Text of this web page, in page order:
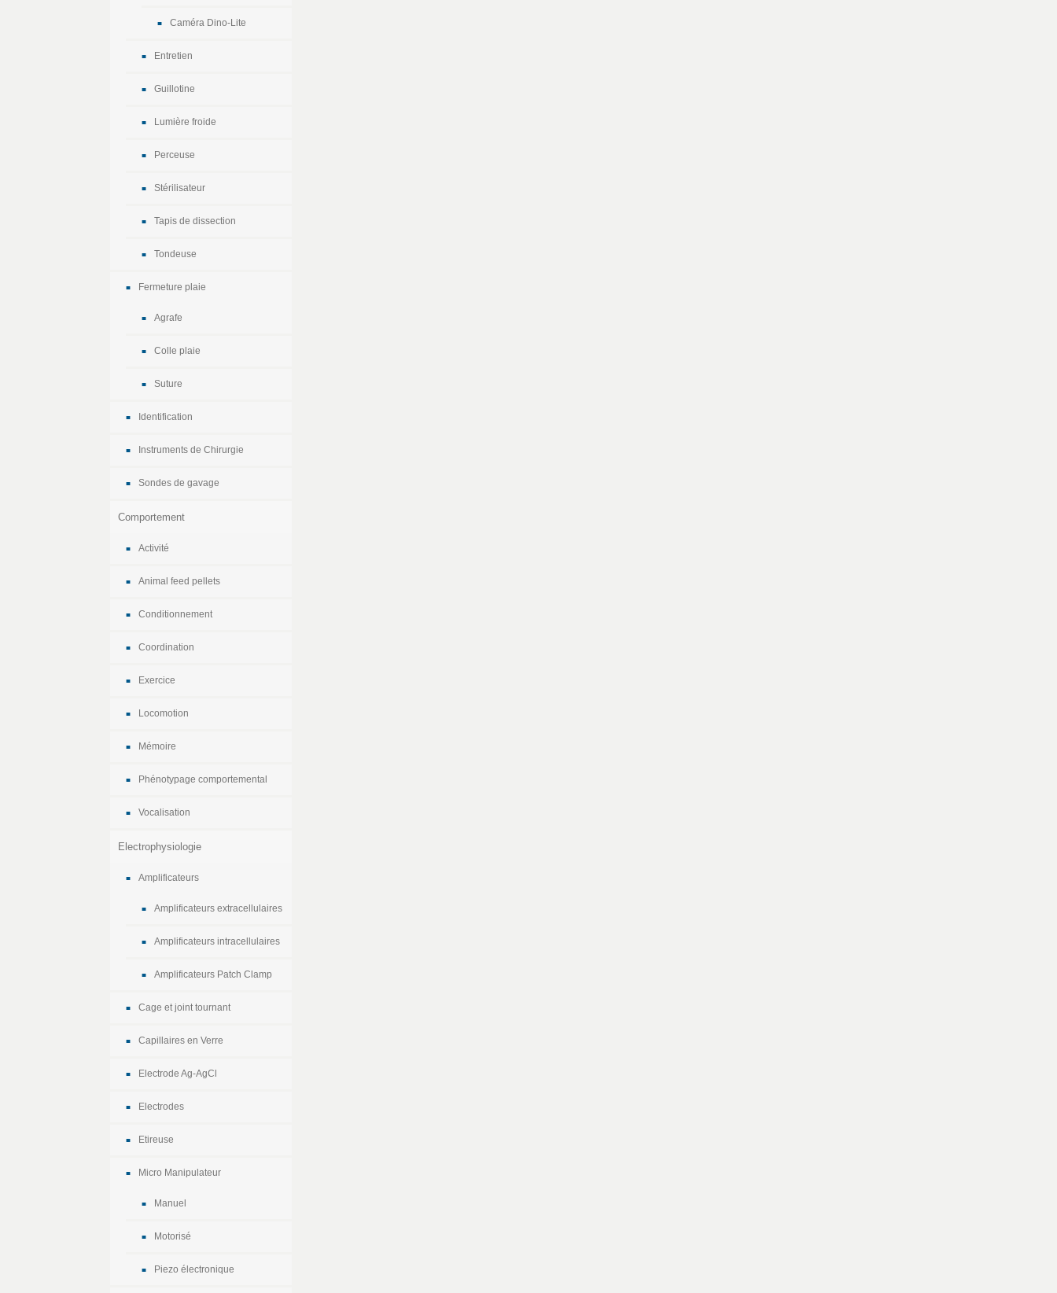
Caméra Dino-Lite
Entretien
Guillotine
Lumière froide
Perceuse
Stérilisateur
Tapis de dissection
Tondeuse
Fermeture plaie
Agrafe
Colle plaie
Suture
Identification
Instruments de Chirurgie
Sondes de gavage
Comportement
Activité
Animal feed pellets
Conditionnement
Coordination
Exercice
Locomotion
Mémoire
Phénotypage comportemental
Vocalisation
Electrophysiologie
Amplificateurs
Amplificateurs extracellulaires
Amplificateurs intracellulaires
Amplificateurs Patch Clamp
Cage et joint tournant
Capillaires en Verre
Electrode Ag-AgCl
Electrodes
Etireuse
Micro Manipulateur
Manuel
Motorisé
Piezo électronique